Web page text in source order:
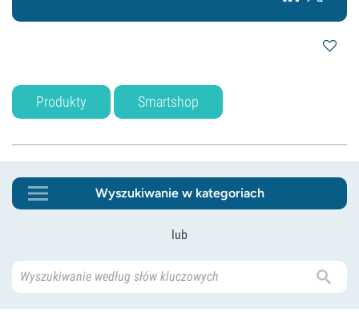
Produkty Smartshop
Wyszukiwanie w kategoriach
lub